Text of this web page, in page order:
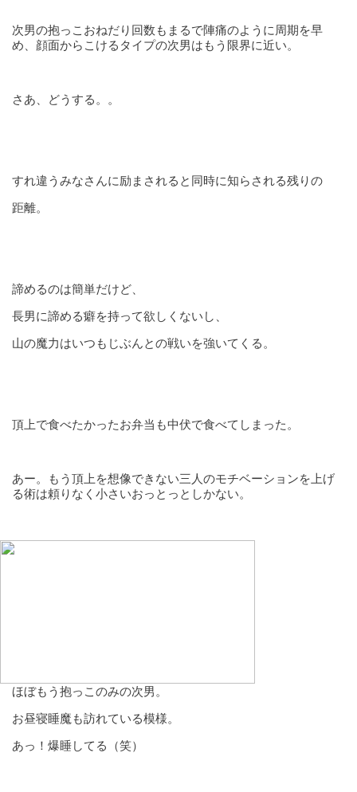
次男の抱っこおねだり回数もまるで陣痛のように周期を早
め、顔面からこけるタイプの次男はもう限界に近い。
さあ、どうする。。
すれ違うみなさんに励まされると同時に知らされる残りの
距離。
諦めるのは簡単だけど、
長男に諦める癖を持って欲しくないし、
山の魔力はいつもじぶんとの戦いを強いてくる。
頂上で食べたかったお弁当も中伏で食べてしまった。
あー。もう頂上を想像できない三人のモチベーションを上げ
る術は頼りなく小さいおっとっとしかない。
ほぼもう抱っこのみの次男。
お昼寝睡魔も訪れている模様。
あっ！爆睡してる（笑）